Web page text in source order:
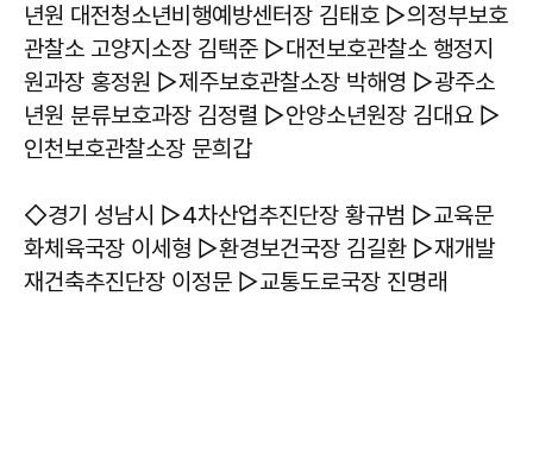
년원 대전청소년비행예방센터장 김태호 ▷의정부보호
관찰소 고양지소장 김택준 ▷대전보호관찰소 행정지
원과장 홍정원 ▷제주보호관찰소장 박해영 ▷광주소
년원 분류보호과장 김정렬 ▷안양소년원장 김대요 ▷
인천보호관찰소장 문희갑
◇경기 성남시 ▷4차산업추진단장 황규범 ▷교육문
화체육국장 이세형 ▷환경보건국장 김길환 ▷재개발
재건축추진단장 이정문 ▷교통도로국장 진명래